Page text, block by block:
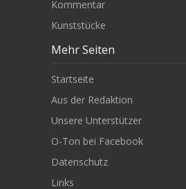
Kommentar
Kunststücke
Mehr Seiten
Startseite
Aus der Redaktion
Unsere Unterstützer
O-Ton bei Facebook
Datenschutz
Links